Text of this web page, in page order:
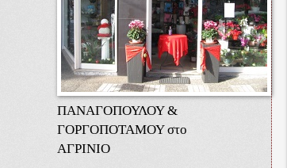
ΠΑΝΑΓΟΠΟΥΛΟΥ &
ΓΟΡΓΟΠΟΤΑΜΟΥ στο
ΑΓΡΙΝΙΟ